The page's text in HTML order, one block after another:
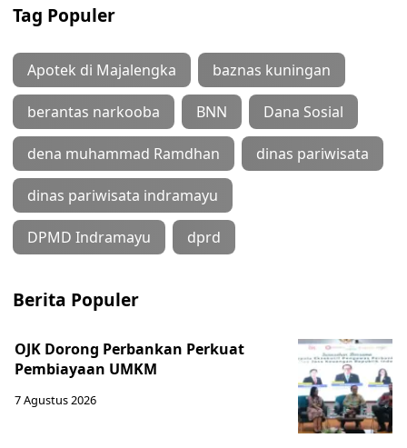
Tag Populer
Apotek di Majalengka baznas kuningan
berantas narkooba BNN Dana Sosial
dena muhammad Ramdhan dinas pariwisata
dinas pariwisata indramayu
DPMD Indramayu dprd
Berita Populer
OJK Dorong Perbankan Perkuat
Pembiayaan UMKM
7 Agustus 2026